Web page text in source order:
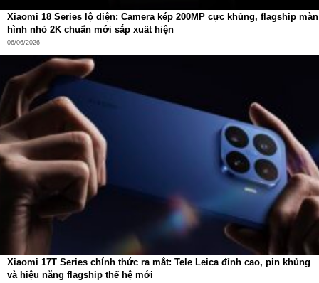
Xiaomi 18 Series lộ diện: Camera kép 200MP cực khủng, flagship màn
hình nhỏ 2K chuẩn mới sắp xuất hiện
06/06/2026
Xiaomi 17T Series chính thức ra mắt: Tele Leica đỉnh cao, pin khủng
và hiệu năng flagship thế hệ mới